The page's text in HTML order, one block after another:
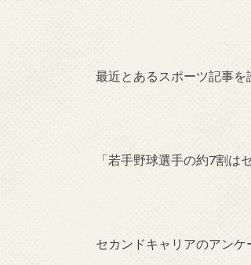
最近とあるスポーツ記事を
「若手野球選手の約7割は
セカンドキャリアのアンケ